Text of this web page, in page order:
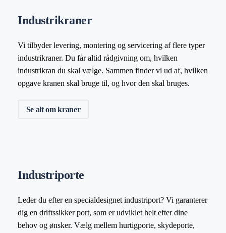
Industrikraner
Vi tilbyder levering, montering og servicering af flere typer
industrikraner. Du får altid rådgivning om, hvilken
industrikran du skal vælge. Sammen finder vi ud af, hvilken
opgave kranen skal bruge til, og hvor den skal bruges.
Se alt om kraner
Industriporte
Leder du efter en specialdesignet industriport? Vi garanterer
dig en driftssikker port, som er udviklet helt efter dine
behov og ønsker. Vælg mellem hurtigporte, skydeporte,